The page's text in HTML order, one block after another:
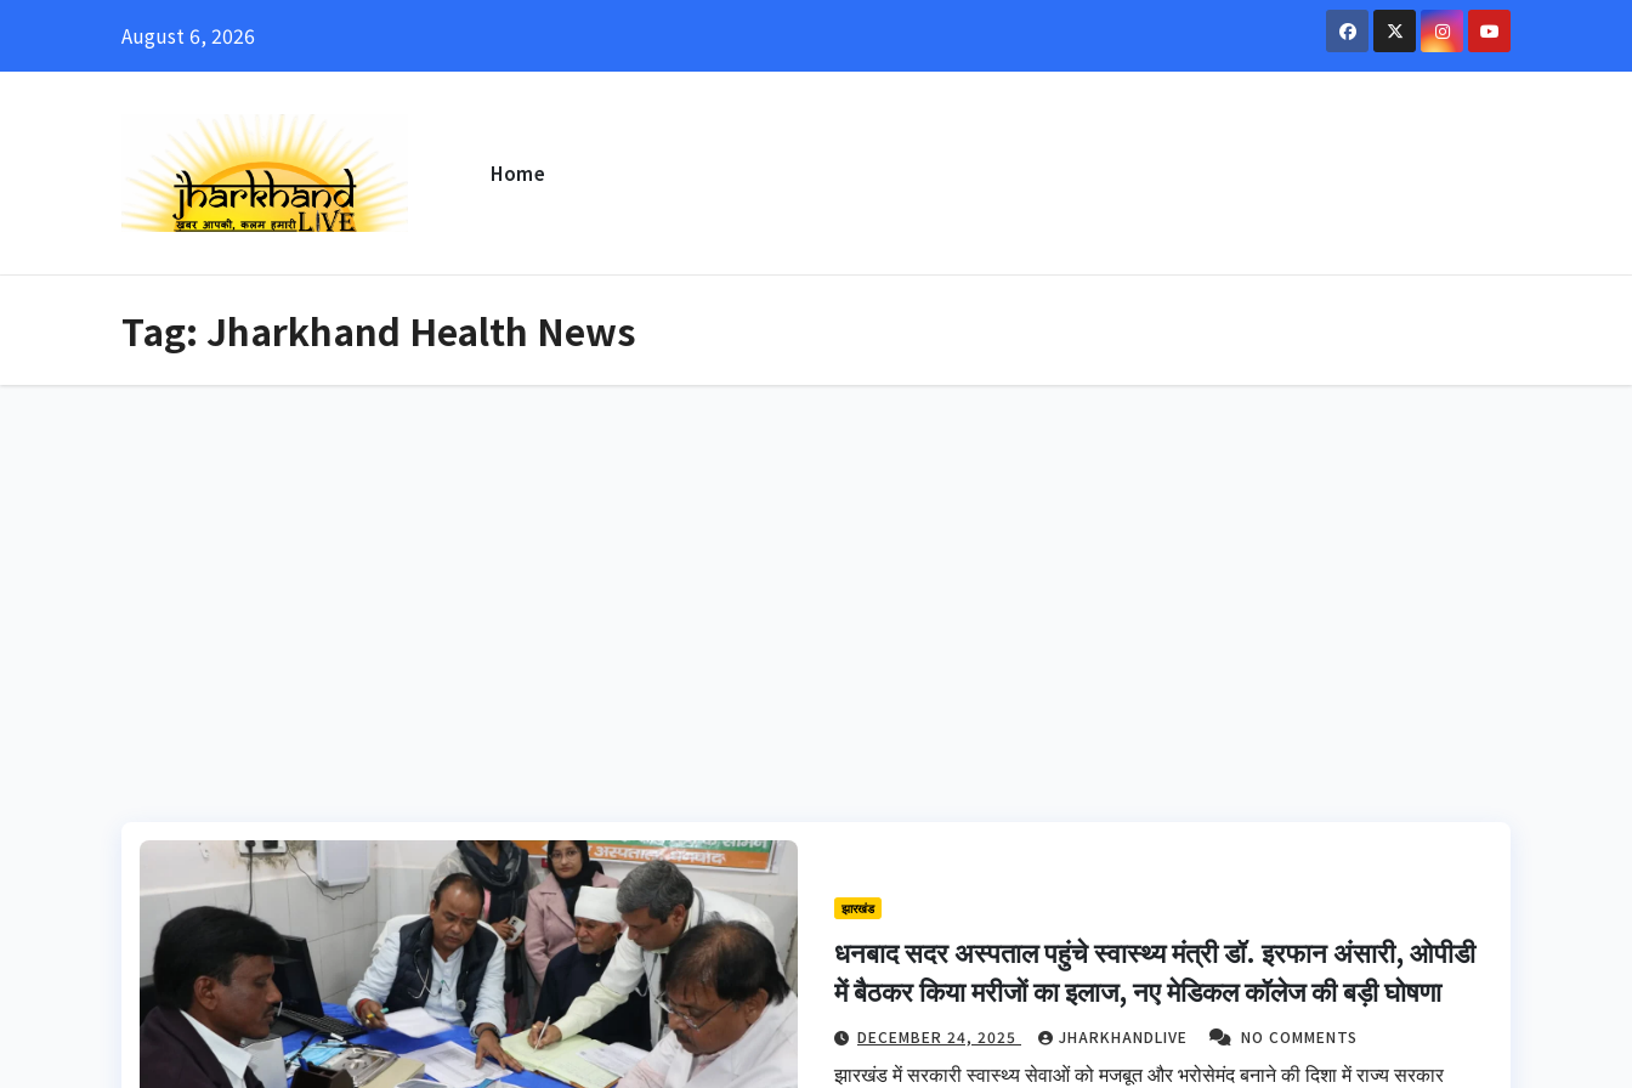
August 6, 2026
Home
Tag: Jharkhand Health News
झारखंड
धनबाद सदर अस्पताल पहुंचे स्वास्थ्य मंत्री डॉ. इरफान अंसारी, ओपीडी
में बैठकर किया मरीजों का इलाज, नए मेडिकल कॉलेज की बड़ी घोषणा
DECEMBER 24, 2025 JHARKHANDLIVE NO COMMENTS
झारखंड में सरकारी स्वास्थ्य सेवाओं को मजबूत और भरोसेमंद बनाने की दिशा में राज्य सरकार